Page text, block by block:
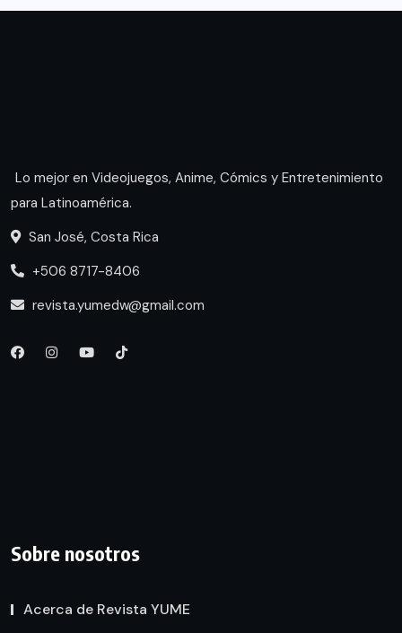
Lo mejor en Videojuegos, Anime, Cómics y Entretenimiento
para Latinoamérica.
San José, Costa Rica
+506 8717-8406
revista.yumedw@gmail.com
Sobre nosotros
Acerca de Revista YUME